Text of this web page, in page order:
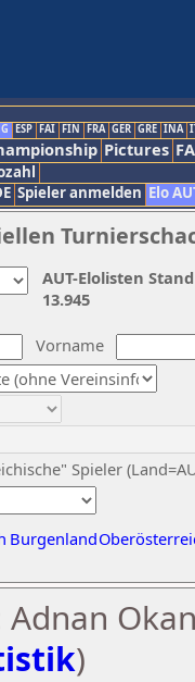
ESP FAI FIN FRA GER GRE INA
Pictures
Spieler anmelden Elo
Vorname
Spieler
Burgenland
AUT-Elolisten
13.945
)